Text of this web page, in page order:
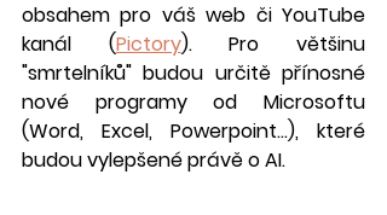
obsahem pro váš web či YouTube
kanál (Pictory). Pro většinu
"smrtelníků" budou určitě přínosné
nové programy od Microsoftu
(Word, Excel, Powerpoint...), které
budou vylepšené právě o AI.